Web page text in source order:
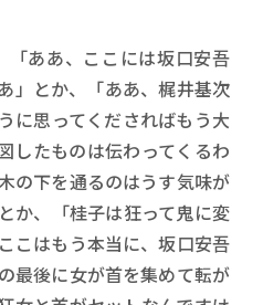
ああ、ここには坂口安吾
」とか、「ああ、梶井基次
に思ってくださればもう大
したものは伝わってくるわ
の下を通るのはうす気味が
か、「桂子は狂って鬼に変
こはもう本当に、坂口安吾
最後に女が首を集めて転が